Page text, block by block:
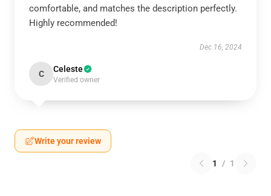
comfortable, and matches the description perfectly.
Highly recommended!
Dec 16, 2024
C Celeste
Verified owner
Write your review
1 / 1